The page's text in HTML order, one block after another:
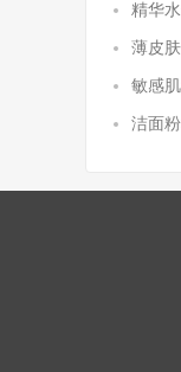
精华
薄皮
敏感
洁面